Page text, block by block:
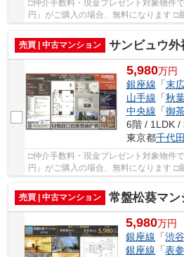
□仲介手数料・現金プレゼント対象物件
円』がご購入の場合、無料になります
駅 徒歩約13分 □リフォーム物件 □静か
売買 | 中古マンション
サンビュウ外神田 仲介手数
5,980万円
銀座線 「末
山手線 「秋
中央線 「御
6階 / 1LDK /
東京都千代
□仲介手数料・現金プレゼント対象物件
円』がご購入の場合、無料になります
広町駅 徒歩約2分 □リフォーム物件 □東
売買 | 中古マンション
常盤松葵マンション 仲介手
5,980万円
銀座線 「渋谷
銀座線 「表